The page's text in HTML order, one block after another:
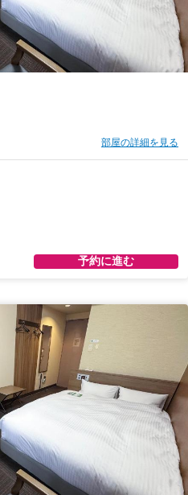
部屋の詳細を見る
予約に進む